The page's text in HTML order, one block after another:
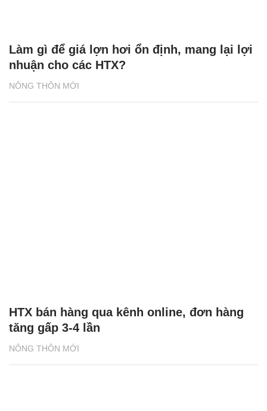
NÔNG THÔN MỚI
Làm gì để giá lợn hơi ổn định, mang lại lợi
nhuận cho các HTX?
NÔNG THÔN MỚI
HTX bán hàng qua kênh online, đơn hàng
tăng gấp 3-4 lần